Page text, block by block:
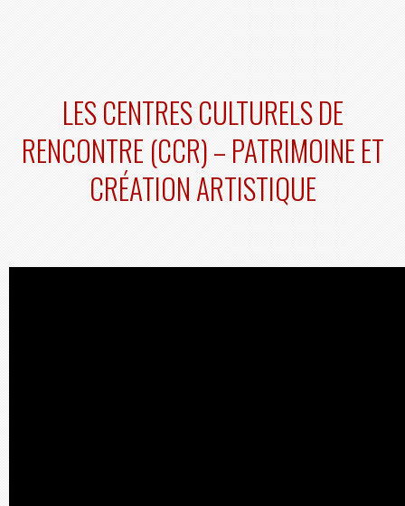
LES CENTRES CULTURELS DE
RENCONTRE (CCR) – PATRIMOINE ET
CRÉATION ARTISTIQUE